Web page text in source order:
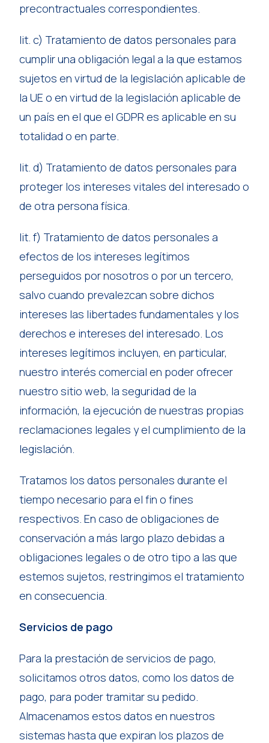
precontractuales correspondientes.
lit. c) Tratamiento de datos personales para
cumplir una obligación legal a la que estamos
sujetos en virtud de la legislación aplicable de
la UE o en virtud de la legislación aplicable de
un país en el que el GDPR es aplicable en su
totalidad o en parte.
lit. d) Tratamiento de datos personales para
proteger los intereses vitales del interesado o
de otra persona física.
lit. f) Tratamiento de datos personales a
efectos de los intereses legítimos
perseguidos por nosotros o por un tercero,
salvo cuando prevalezcan sobre dichos
intereses las libertades fundamentales y los
derechos e intereses del interesado. Los
intereses legítimos incluyen, en particular,
nuestro interés comercial en poder ofrecer
nuestro sitio web, la seguridad de la
información, la ejecución de nuestras propias
reclamaciones legales y el cumplimiento de la
legislación.
Tratamos los datos personales durante el
tiempo necesario para el fin o fines
respectivos. En caso de obligaciones de
conservación a más largo plazo debidas a
obligaciones legales o de otro tipo a las que
estemos sujetos, restringimos el tratamiento
en consecuencia.
Servicios de pago
Para la prestación de servicios de pago,
solicitamos otros datos, como los datos de
pago, para poder tramitar su pedido.
Almacenamos estos datos en nuestros
sistemas hasta que expiran los plazos de